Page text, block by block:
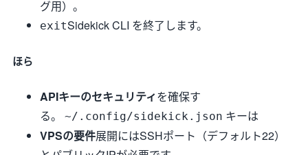
グ用）。
exitSidekick CLI を終了します。
ほら
APIキーのセキュリティを確保す
る。
~/.config/sidekick.json キーは
VPSの要件展開にはSSHポート（デフォルト22）